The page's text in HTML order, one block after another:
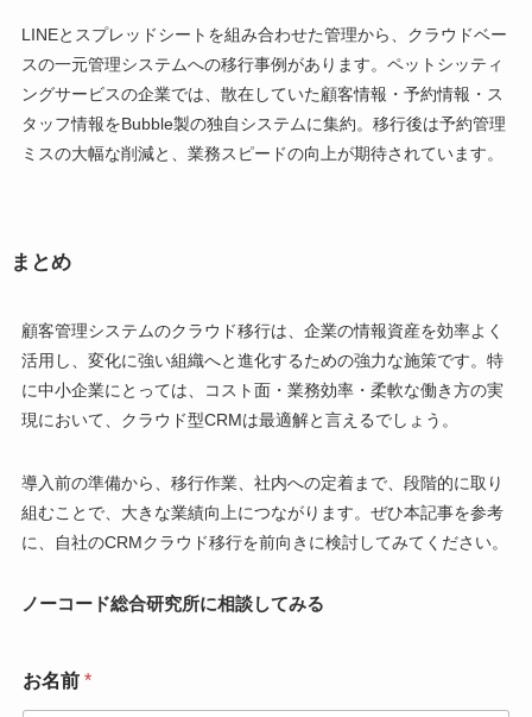
LINEとスプレッドシートを組み合わせた管理から、クラウドベー
スの一元管理システムへの移行事例があります。ペットシッティ
ングサービスの企業では、散在していた顧客情報・予約情報・ス
タッフ情報をBubble製の独自システムに集約。移行後は予約管理
ミスの大幅な削減と、業務スピードの向上が期待されています。
まとめ
顧客管理システムのクラウド移行は、企業の情報資産を効率よく
活用し、変化に強い組織へと進化するための強力な施策です。特
に中小企業にとっては、コスト面・業務効率・柔軟な働き方の実
現において、クラウド型CRMは最適解と言えるでしょう。
導入前の準備から、移行作業、社内への定着まで、段階的に取り
組むことで、大きな業績向上につながります。ぜひ本記事を参考
に、自社のCRMクラウド移行を前向きに検討してみてください。
ノーコード総合研究所に相談してみる
お名前 *